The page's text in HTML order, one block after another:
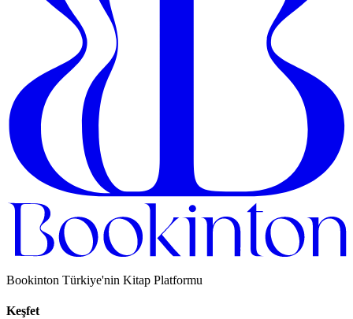
Bookinton Türkiye'nin Kitap Platformu
Keşfet